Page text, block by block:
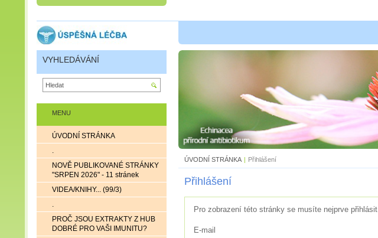
ÚVODNÍ STRÁNKA | Přihlášení
Přihlášení
Pro zobrazení této stránky se musíte nejprve přihlásit.
E-mail
MENU
ÚVODNÍ STRÁNKA
.
NOVĚ PUBLIKOVANÉ STRÁNKY
"SRPEN 2026" - 11 stránek
VIDEA/KNIHY... (99/3)
.
PROČ JSOU EXTRAKTY Z HUB
DOBRÉ PRO VAŠI IMUNITU?
VYHLEDÁVÁNÍ